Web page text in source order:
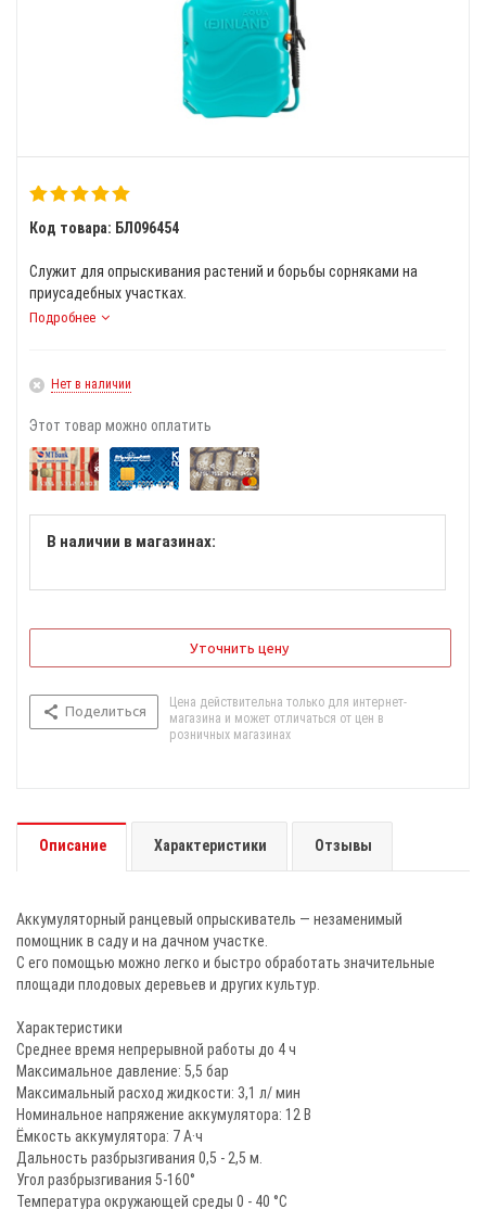
Код товара: БЛ096454
Служит для опрыскивания растений и борьбы сорняками на
приусадебных участках.
Подробнее
Нет в наличии
Этот товар можно оплатить
В наличии в магазинах:
Уточнить цену
Поделиться
Цена действительна только для интернет-
магазина и может отличаться от цен в
розничных магазинах
Описание Характеристики Отзывы
Аккумуляторный ранцевый опрыскиватель — незаменимый
помощник в саду и на дачном участке.
С его помощью можно легко и быстро обработать значительные
площади плодовых деревьев и других культур.
Характеристики
Среднее время непрерывной работы до 4 ч
Максимальное давление: 5,5 бар
Максимальный расход жидкости: 3,1 л/ мин
Номинальное напряжение аккумулятора: 12 В
Ёмкость аккумулятора: 7 А·ч
Дальность разбрызгивания 0,5 - 2,5 м.
Угол разбрызгивания 5-160°
Температура окружающей среды 0 - 40 °С